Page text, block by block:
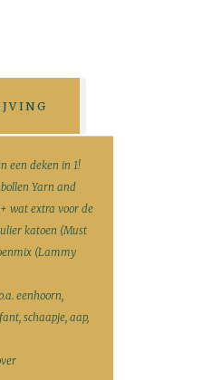
een deken in 1!
Yarn and
wat extra voor de
katoen (Must
(Lammy
eenhoorn,
schaapje, aap,